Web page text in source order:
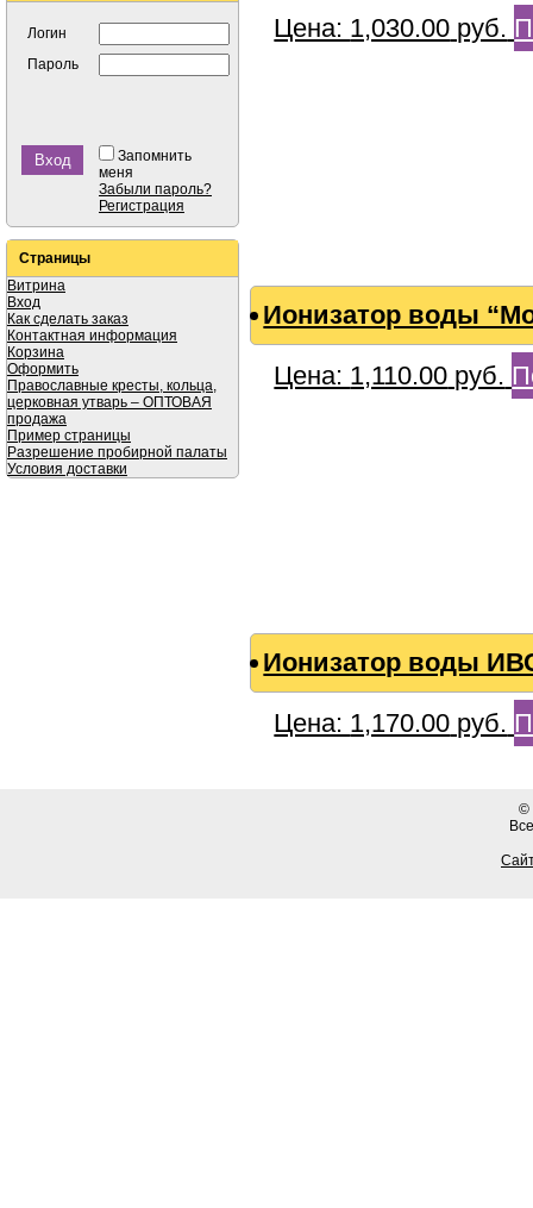
Логин
Пароль
Запомнить
меня
Забыли пароль?
Регистрация
Страницы
Витрина
Вход
Как сделать заказ
Контактная информация
Корзина
Оформить
Православные кресты, кольца,
церковная утварь – ОПТОВАЯ
продажа
Пример страницы
Разрешение пробирной палаты
Условия доставки
Цена: 1,030.00 руб.
Ионизатор воды
Цена: 1,110.00 руб.
Ионизатор воды
Цена: 1,170.00 руб.
©